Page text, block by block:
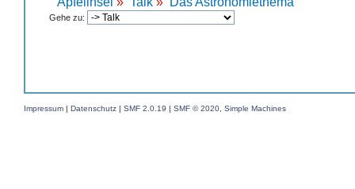
Gehe zu:
Impressum | Datenschutz | SMF 2.0.19 | SMF © 2020 Simple Machines